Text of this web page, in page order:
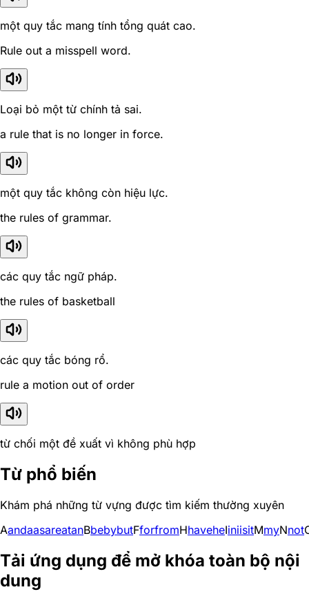
một quy tắc mang tính tổng quát cao.
Rule out a misspell word.
Loại bỏ một từ chính tả sai.
a rule that is no longer in force.
một quy tắc không còn hiệu lực.
the rules of grammar.
các quy tắc ngữ pháp.
the rules of basketball
các quy tắc bóng rổ.
rule a motion out of order
từ chối một đề xuất vì không phù hợp
Từ phổ biến
Khám phá những từ vựng được tìm kiếm thường xuyên
AandaasareatanBbebybutFforfromHhaveheIiniisitMmyNnot
Tải ứng dụng để mở khóa toàn bộ nội
dung